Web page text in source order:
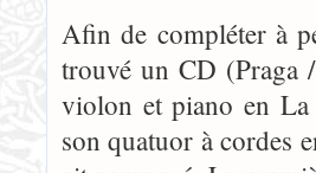
Afin de compléter à
trouvé un CD (Praga
violon et piano en
son quatuor à cordes